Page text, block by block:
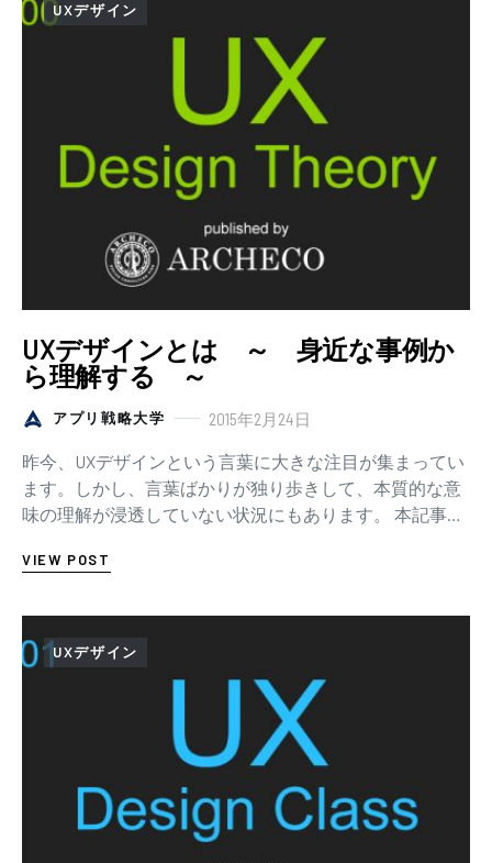
UXデザイン
UXデザインとは ～ 身近な事例か
ら理解する ～
アプリ戦略大学 2015年2月24日
昨今、UXデザインという言葉に大きな注目が集まってい
ます。しかし、言葉ばかりが独り歩きして、本質的な意
味の理解が浸透していない状況にもあります。 本記事で
VIEW POST
UXデザイン